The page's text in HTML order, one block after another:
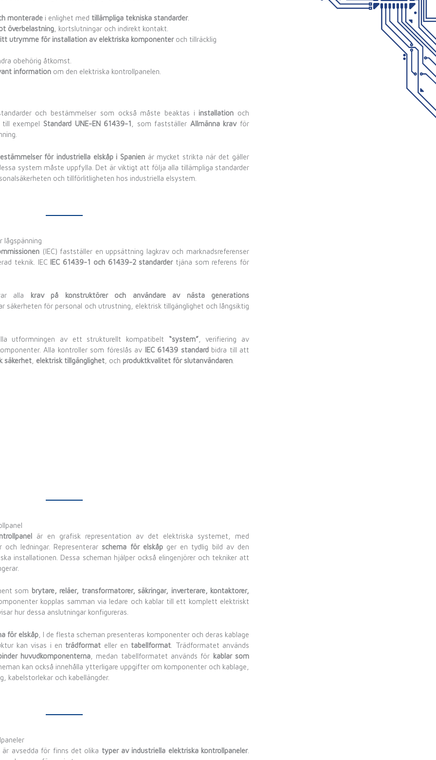
monteradei enlighet med tillämpliga tekniska standarder.
överbelastning, kortslutningar och indirekt kontakt.
utrymme för installation av elektriska komponenteroch tillräcklig
obehörig åtkomst.
informationom den elektriska kontrollpanelen.
och bestämmelser som också måste beaktas i installation och
exempel Standard UNE-EN 61439-1 , som fastställer Allmänna kravför
för industriella elskåp i Spanienär mycket strikta när det gäller
system måste uppfylla. Det är viktigt att följa alla tillämpliga standarder
och tillförlitligheten hos industriella elsystem.
lågspänning
(IEC) fastställer en uppsättning lagkrav och marknadsreferenser
teknik. IEC IEC 61439-1 och 61439-2 standardertjäna som referens för
alla
krav på konstruktörer och användare av nästa generations
säkerheten för personal och utrustning, elektrisk tillgänglighet och långsiktig
utformningen av ett strukturellt kompatibelt “system”, verifiering av
Alla kontroller som föreslås av
IEC 61439 standardbidra till att
säkerhet, elektrisk tillgänglighet, och produktkvalitet för slutanvändaren.
ledningar. Representerar schema för elskåpger en tydlig bild av den